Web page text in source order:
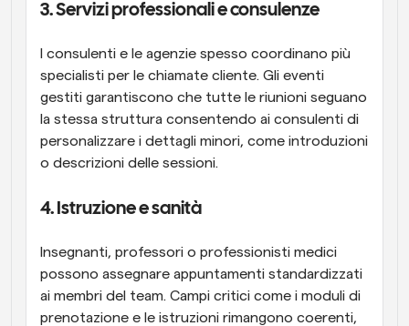
3. Servizi professionali e consulenze
I consulenti e le agenzie spesso coordinano più
specialisti per le chiamate cliente. Gli eventi
gestiti garantiscono che tutte le riunioni seguano
la stessa struttura consentendo ai consulenti di
personalizzare i dettagli minori, come introduzioni
o descrizioni delle sessioni.
4. Istruzione e sanità
Insegnanti, professori o professionisti medici
possono assegnare appuntamenti standardizzati
ai membri del team. Campi critici come i moduli di
prenotazione e le istruzioni rimangono coerenti,